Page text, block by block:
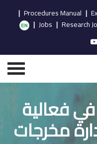
|
Procedures Manual
|
Research
|
Jobs
|
فعالية
مخرجات